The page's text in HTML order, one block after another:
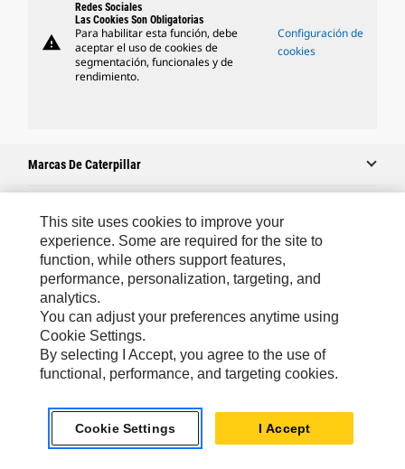
warning
Redes Sociales
Las Cookies Son Obligatorias
Para habilitar esta función, debe
aceptar el uso de cookies de
segmentación, funcionales y de
rendimiento.
Configuración de
cookies
Marcas De Caterpillar
Caterpillar.com
Comuníquese Con Caterpillar
Mis Preferencias De Marketing
Mapa Del Sitio
Cookie Settings
Avisos Legales
Privacidad
This site uses cookies to improve your
experience. Some are required for the site to
function, while others support features,
performance, personalization, targeting, and
analytics.
You can adjust your preferences anytime using
Cookie Settings.
By selecting I Accept, you agree to the use of
functional, performance, and targeting cookies.
Cookie Settings I Accept